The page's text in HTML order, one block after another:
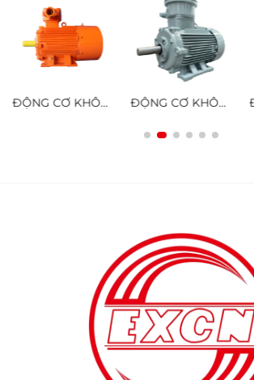
ĐỘNG CƠ KHÔNG ĐỒNG BỘ BA PHA CHỐNG CHÁY NỔ DÃY YBK3 DÙNG CHO MỎ THAN HẦM LÒ ĐỘNG CƠ KHÔNG ĐỒNG BỘ BA PHA CHỐNG CHÁY NỔ HIỆU SUẤT CAO DÃY YBX3